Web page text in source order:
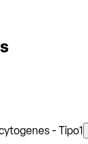
- Tipo1